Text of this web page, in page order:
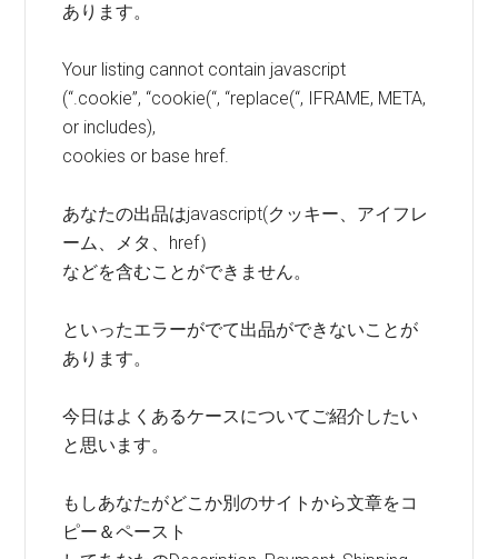
あります。
Your listing cannot contain javascript
(“.cookie”, “cookie(“, “replace(“, IFRAME, META,
or includes),
cookies or base href.
あなたの出品はjavascript(クッキー、アイフレ
ーム、メタ、href）
などを含むことができません。
といったエラーがでて出品ができないことが
あります。
今日はよくあるケースについてご紹介したい
と思います。
もしあなたがどこか別のサイトから文章をコ
ピー＆ペースト